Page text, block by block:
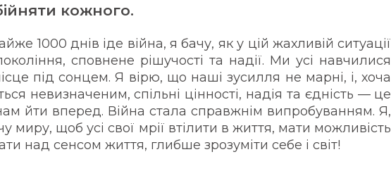
кожного.
1000 днів іде війна, я бачу, як у цій жахливій ситуації
сповнене рішучості та надії. Ми усі навчилися
під сонцем. Я вірю, що наші зусилля не марні, і, хоча
невизначеним, спільні цінності, надія та єдність — це
йти вперед. Війна стала справжнім випробуванням. Я,
миру, щоб усі свої мрії втілити в життя, мати можливість
над сенсом життя, глибше зрозуміти себе і світ!